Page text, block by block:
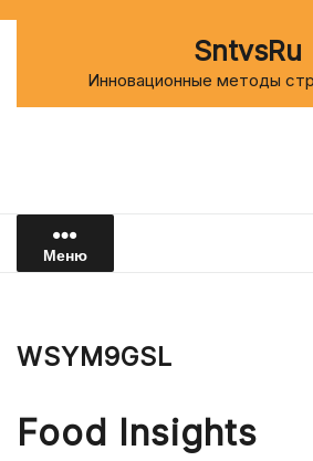
SntvsRu
Инновационные методы
Меню
WSYM9GSL
Food Insights